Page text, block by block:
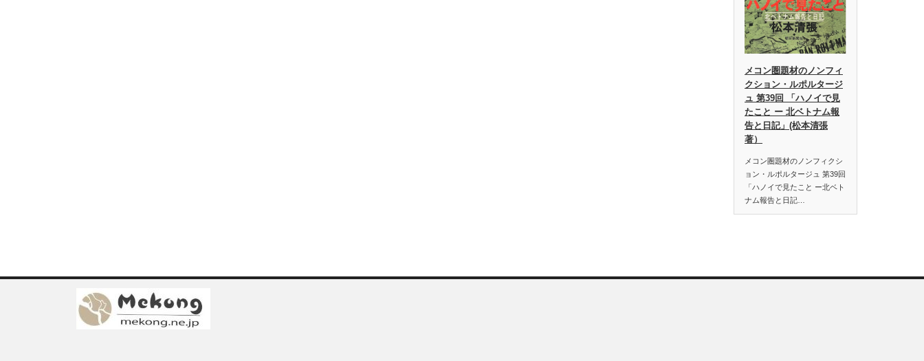
メコン圏題材のノンフィ
クション・ルポルタージ
ュ 第39回 「ハノイで見
たこと ー 北ベトナム報
告と日記」(松本清張
著）
メコン圏題材のノンフィクシ
ョン・ルポルタージュ 第39回
「ハノイで見たこと ー北ベト
ナム報告と日記…